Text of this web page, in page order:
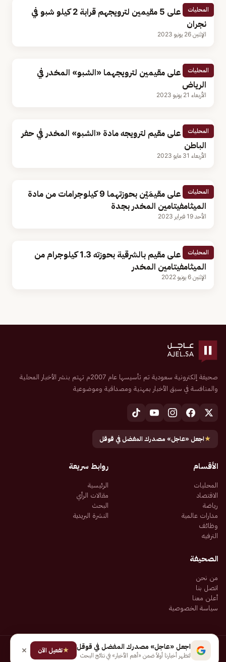
المحليات
القبض على 5 مقيمين لترويجهم قرابة 2 كيلو شبو في
نجران
الإثنين 26 يونيو 2023
المحليات
القبض على مقيمين لترويجهما «الشبو» المخدر في
الرياض
الأربعاء 21 يونيو 2023
المحليات
القبض على مقيم لترويجه مادة «الشبو» المخدر في حفر
الباطن
الأربعاء 31 مايو 2023
المحليات
القبض على مقيمَيْن بحوزتهما 9 كيلوجرامات من مادة
الميثامفيتامين المخدر بجدة
الأحد 19 فبراير 2023
المحليات
القبض على مقيم بالشرقية بحوزته 1.3 كيلوجرام من
الميثامفيتامين المخدر
الإثنين 6 يونيو 2022
صحيفة إلكترونية سعودية تم تأسيسها عام 2007م تهتم بنشر الأخبار المحلية
والمنافسة في سبق الأخبار بمهنية ومصداقية وموضوعية
★اجعل «عاجل» مصدرك المفضل في قوقل
الأقسام
المحليات
الاقتصاد
رياضة
مدارات عالمية
وظائف
الترفيه
روابط سريعة
الرئيسية
مقالات الرأي
البحث
النشرة البريدية
الصحيفة
من نحن
اتصل بنا
أعلن معنا
سياسة الخصوصية
جميع الحقوق محفوظة لـ شركة إيجاز للنشر الإلكتروني المالكة لصحيفة عاجل
سياسة الخصوصيةشروط الاستخدام
اجعل «عاجل» مصدرك المفضل في قوقل
لتظهر أخبارنا أولاً ضمن «أهم الأخبار» في نتائج البحث
★تفعيل الآن